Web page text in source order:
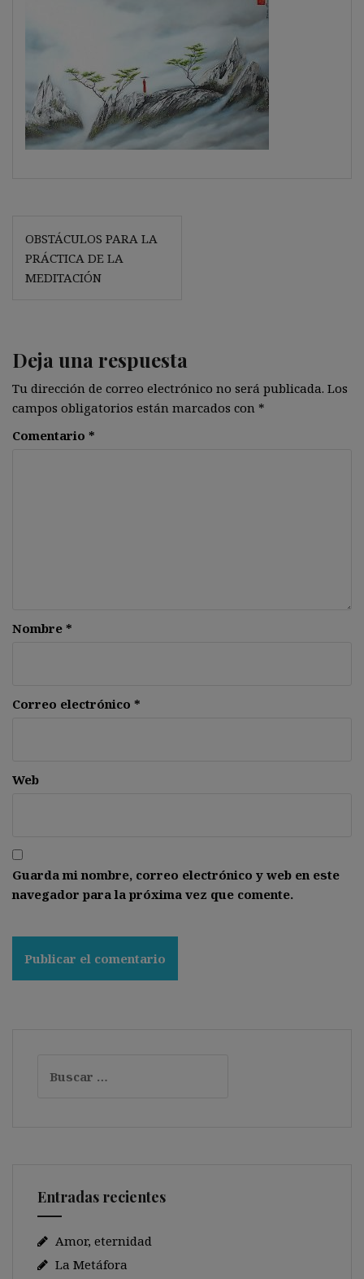
Navegación
de
entradas
OBSTÁCULOS PARA LA
PRÁCTICA DE LA
MEDITACIÓN
Deja una respuesta
Tu dirección de correo electrónico no será publicada. Los
campos obligatorios están marcados con *
Comentario *
Nombre *
Correo electrónico *
Web
Guarda mi nombre, correo electrónico y web en este
navegador para la próxima vez que comente.
Entradas recientes
Amor, eternidad
La Metáfora